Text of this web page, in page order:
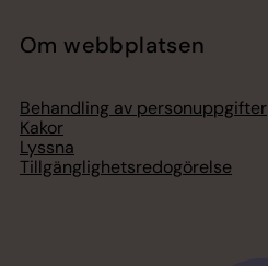
Om webbplatsen
Behandling av personuppgifter
Kakor
Lyssna
Tillgänglighetsredogörelse